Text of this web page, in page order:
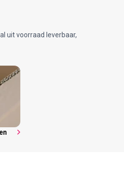
uit voorraad leverbaar,